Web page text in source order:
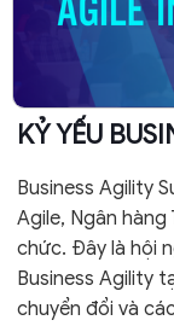
KỶ YẾU
Business Agility
Agile, Ngân
chức. Đây là hội
Business Agility
chuyển đổi và